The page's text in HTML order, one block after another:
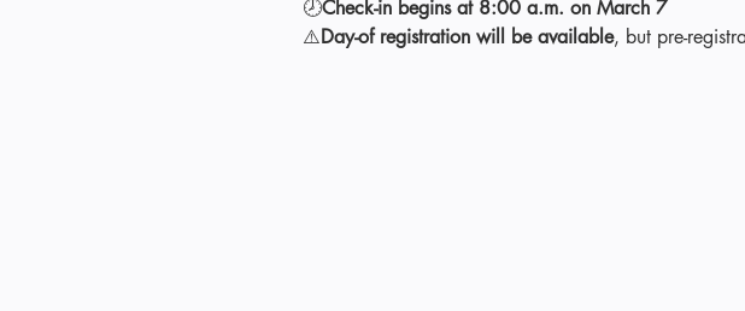
🕗Check-in begins at 8:00 a.m. on March 7
⚠️Day-of registration will be available, but pre-